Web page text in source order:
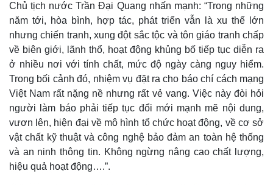
Thế giới
Quan sát
Cuộc sống đó đây
Hồ sơ
Multimedia
Video
Ảnh
E-Magazine
Infographic
Chủ tịch nước Trần Đại Quang nhấn mạnh: “Trong những
năm tới, hòa bình, hợp tác, phát triển vẫn là xu thế lớn
nhưng chiến tranh, xung đột sắc tộc và tôn giáo tranh chấp
về biên giới, lãnh thổ, hoạt động khủng bố tiếp tục diễn ra
ở nhiều nơi với tính chất, mức độ ngày càng nguy hiểm.
Trong bối cảnh đó, nhiệm vụ đặt ra cho báo chí cách mạng
Việt Nam rất nặng nề nhưng rất vẻ vang. Việc này đòi hỏi
người làm báo phải tiếp tục đổi mới mạnh mẽ nội dung,
vươn lên, hiện đại về mô hình tổ chức hoạt động, về cơ sở
vật chất kỹ thuật và công nghệ bảo đảm an toàn hệ thống
và an ninh thông tin. Không ngừng nâng cao chất lượng,
hiệu quả hoạt động….”.